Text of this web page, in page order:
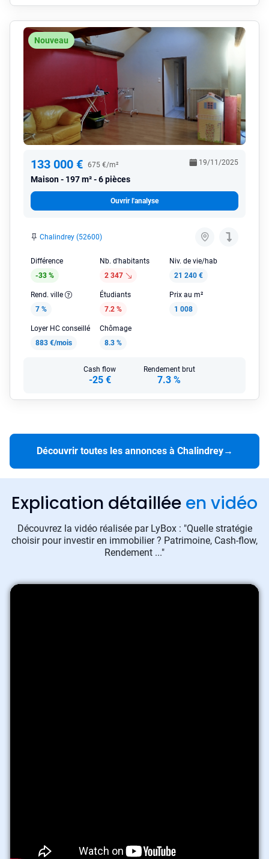
Nouveau
133 000 € 675 €/m²
Maison 197 m² - 6 pièces
19/11/2025
Ouvrir l'analyse
Chalindrey (52600)
Différence
-33 %
Nb. d'habitants
2 347
Niv. de vie/hab
21 240 €
Rend. ville
7 %
Étudiants
7.2 %
Prix au m²
1 008
Loyer HC conseillé
883 €/mois
Chômage
8.3 %
Cash flow
-25 €
Rendement brut
7.3 %
Découvrir toutes les annonces à Chalindrey→
Explication détaillée en vidéo
Découvrez la vidéo réalisée par LyBox : "Quelle stratégie
choisir pour investir en immobilier ? Patrimoine, Cash-flow,
Rendement ..."